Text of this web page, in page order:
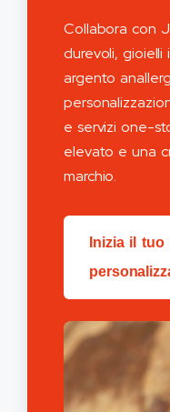
Collabora con
durevoli, gioielli
argento
e servizi one-
elevato e una
marchio.
Inizia il